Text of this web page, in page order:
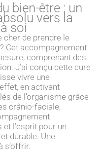
bien-être : un
vers la
soi
cher de prendre le
Cet accompagnement
comprenant des
J’ai conçu cette cure
vivre une
en activant
de l’organisme grâce
crânio-faciale,
l’esprit pour un
durable. Une
s’offrir.